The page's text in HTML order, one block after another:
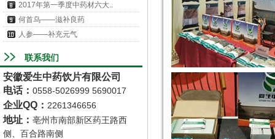
2017年第一季度中药材六大..
何首乌——滋补良药
人参——补充元气
联系我们
安徽爱生中药饮片有限公司
电话： 0558-5026999 5690017
企业QQ： 2261346656
地址 ： 亳州市南部新区药王路西
侧、百合路南侧